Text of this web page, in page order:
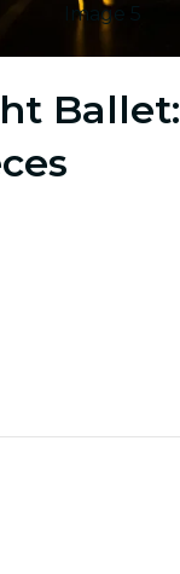
Image 5
Ballet: